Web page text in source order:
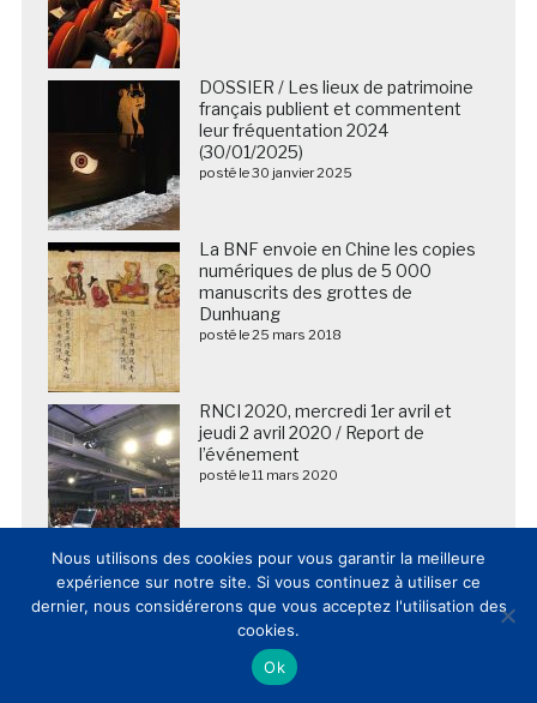
DOSSIER / Les lieux de patrimoine
français publient et commentent
leur fréquentation 2024
(30/01/2025)
posté le 30 janvier 2025
La BNF envoie en Chine les copies
numériques de plus de 5 000
manuscrits des grottes de
Dunhuang
posté le 25 mars 2018
RNCI 2020, mercredi 1er avril et
jeudi 2 avril 2020 / Report de
l’événement
posté le 11 mars 2020
DOSSIER / Les musées et lieux de
patrimoine français publient et
commentent leur fréquentation
2025 (20/02/2026)
posté le 20 février 2026
Nous utilisons des cookies pour vous garantir la meilleure
expérience sur notre site. Si vous continuez à utiliser ce
dernier, nous considérerons que vous acceptez l'utilisation des
cookies.
Ok